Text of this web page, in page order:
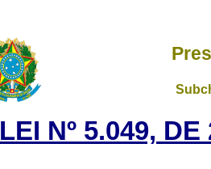
LEI Nº 5.049,